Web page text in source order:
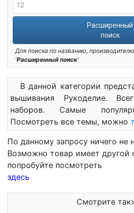
Расширенный
поиск
Для поиска по названию,
'Расширенный поиск'
В данной категории
вышивания Рукоделие.
наборов. Самые
Посмотреть все темы, можно
По данному запросу ничего не
Возможно товар имеет другой
попробуйте посмотреть
здесь
Смотрите